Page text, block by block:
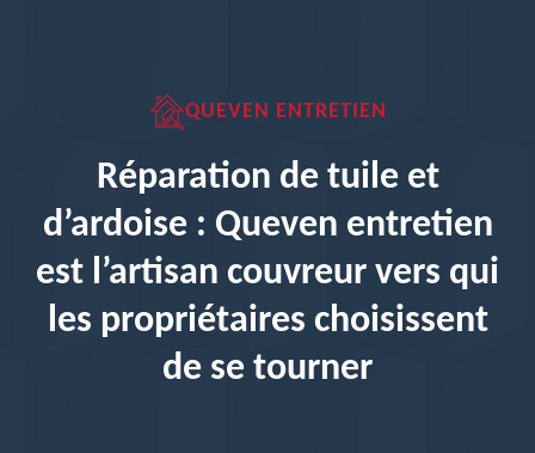
QUEVEN ENTRETIEN
Réparation de tuile et
d’ardoise : Queven entretien
est l’artisan couvreur vers qui
les propriétaires choisissent
de se tourner